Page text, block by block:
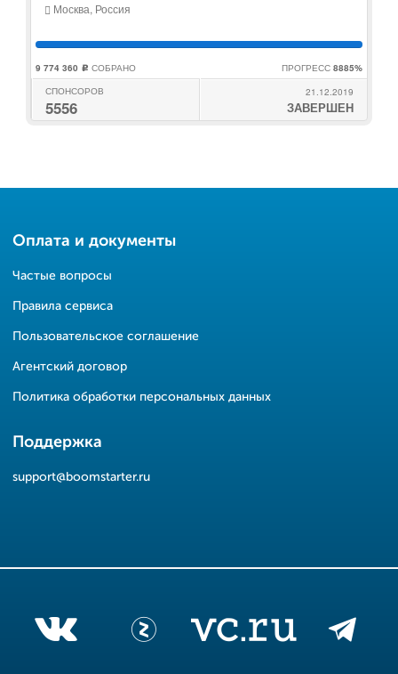
Москва, Россия
9 774 360 c СОБРАНО ПРОГРЕСС 8885%
СПОНСОРОВ
5556
21.12.2019
ЗАВЕРШЕН
Оплата и документы
Частые вопросы
Правила сервиса
Пользовательское соглашение
Агентский договор
Политика обработки персональных данных
Поддержка
support@boomstarter.ru